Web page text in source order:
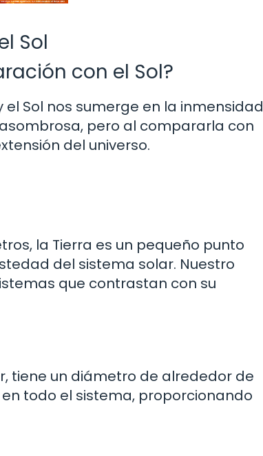
Sol
con el Sol?
Sol nos sumerge en la inmensidad
pero al compararla con
del universo.
la Tierra es un pequeño punto
del sistema solar. Nuestro
que contrastan con su
tiene un diámetro de alrededor de
en todo el sistema, proporcionando